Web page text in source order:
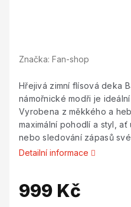
Značka: Fan-shop
Hřejivá zimní flísová deka
námořnické modři je
Vyrobena z měkkého a
maximální pohodlí a styl,
nebo sledování zápasů
Detailní informace
999 Kč